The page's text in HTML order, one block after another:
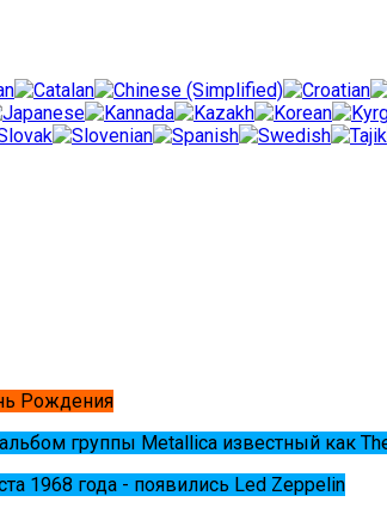
Рождения
группы Metallica известный как
1968 года - появились Led Zeppelin